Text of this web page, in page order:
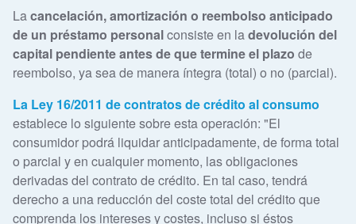
Lacancelación, amortización o reembolso anticipado
de un préstamo personalconsiste en ladevolución del
capital pendiente antes de que termine el plazo de
reembolso, ya sea de manera íntegra (total) o no (parcial).
La Ley 16/2011 de contratos de crédito al consumo
establece lo siguiente sobre esta operación: "El
consumidor podrá liquidar anticipadamente, de forma total
o parcial y en cualquier momento, las obligaciones
derivadas del contrato de crédito. En tal caso, tendrá
derecho a una reducción del coste total del crédito que
comprenda los intereses y costes, incluso si éstos